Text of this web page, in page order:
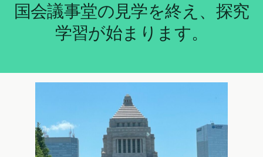
国会議事堂の見学を終え、探究
学習が始まります。